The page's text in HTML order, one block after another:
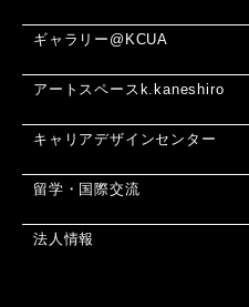
ギャラリー@KCUA
アートスペースk.kaneshiro
キャリアデザインセンター
留学・国際交流
法人情報